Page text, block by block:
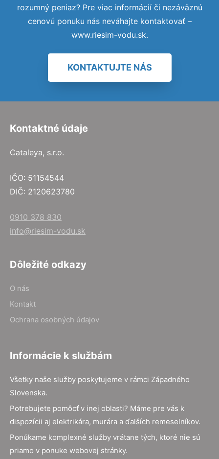
rozumný peniaz? Pre viac informácií či nezáväznú
cenovú ponuku nás neváhajte kontaktovať –
www.riesim-vodu.sk.
KONTAKTUJTE NÁS
Kontaktné údaje
Cataleya, s.r.o.
IČO: 51154544
DIČ: 2120623780
0910 378 830
info@riesim-vodu.sk
Dôležité odkazy
O nás
Kontakt
Ochrana osobných údajov
Informácie k službám
Všetky naše služby poskytujeme v rámci Západného
Slovenska.
Potrebujete pomôcť v inej oblasti? Máme pre vás k
dispozícii aj elektrikára, murára a ďalších remeselníkov.
Ponúkame komplexné služby vrátane tých, ktoré nie sú
priamo v ponuke webovej stránky.